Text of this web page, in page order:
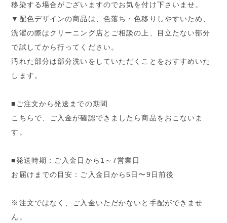
移染する場合がございますのでお気を付け下さいませ。
▼配色デザインの商品は、色落ち・色移りしやすいため、
洗濯の際はクリーニング店とご相談の上、目立たない部分
で試してから行ってください。
汚れた部分は部分洗いをしていただくことをおすすめいた
します。
■ご注文から発送までの期間
こちらで、ご入金が確認できましたら商品をおこないま
す。
■発送時期：ご入金日から1～7営業日
お届けまでの目安：ご入金日から5日〜9日前後
※注文ではなく、ご入金いただかないと手配ができませ
ん。